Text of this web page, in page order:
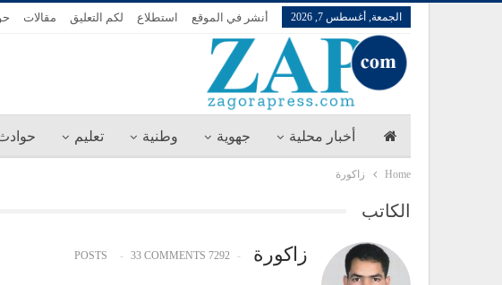
الجمعة, أغسطس 7, 2026 أنشر في الموقع استطلاع لكم التعليق مقالات
أخبار محلية جهوية وطنية تعليم
Home زاكورة
الكاتب
زاكورة 7292 POSTS
33 COMMENTS